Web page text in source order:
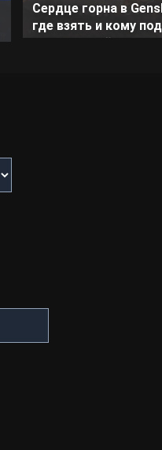
Сердце горна в
где взять и кому